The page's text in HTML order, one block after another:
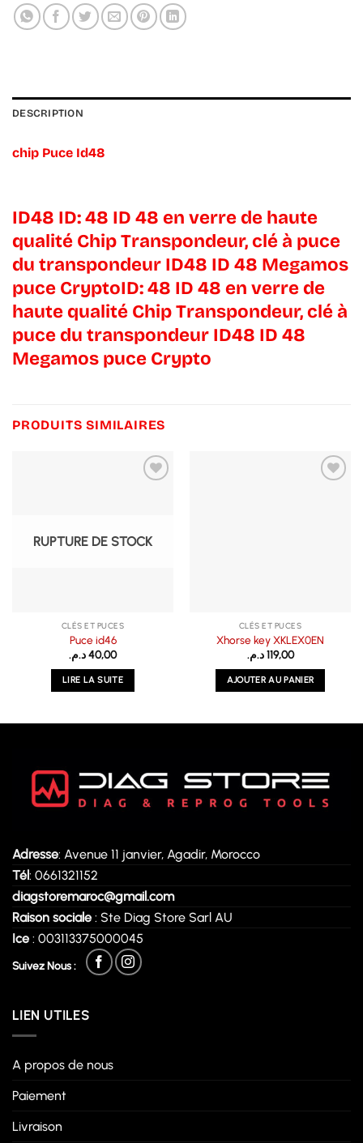
DESCRIPTION
chip Puce Id48
ID48 ID: 48 ID 48 en verre de haute
qualité Chip Transpondeur, clé à puce
du transpondeur ID48 ID 48 Megamos
puce CryptoID: 48 ID 48 en verre de
haute qualité Chip Transpondeur, clé à
puce du transpondeur ID48 ID 48
Megamos puce Crypto
PRODUITS SIMILAIRES
RUPTURE DE STOCK
CLÉS ET PUCES
Puce id46
40,00د.م.
LIRE LA SUITE
CLÉS ET PUCES
Xhorse key XKLEX0EN
119,00 د.م.
AJOUTER AU PANIER
Adresse: Avenue 11 janvier, Agadir, Morocco
Tél: 0661321152
diagstoremaroc@gmail.com
Raison sociale : Ste Diag Store Sarl AU
Ice : 003113375000045
Suivez Nous :
LIEN UTILES
A propos de nous
Paiement
Livraison